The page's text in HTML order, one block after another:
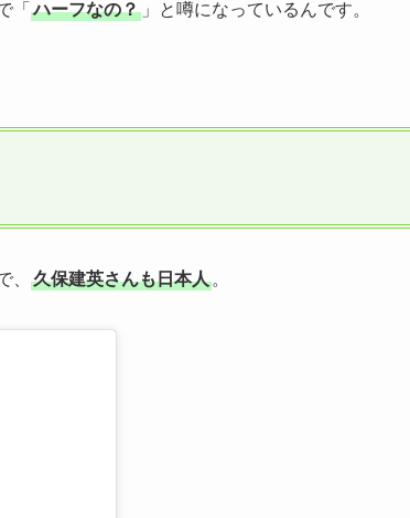
「 ハーフなの？ 」と噂になっているんです。
、 久保建英さんも日本人 。